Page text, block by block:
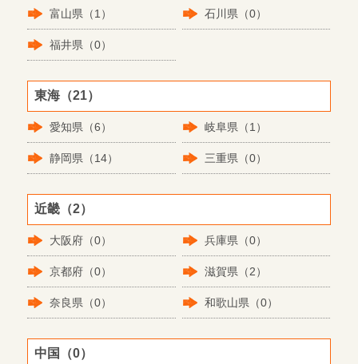
富山県（1） 石川県（0）
福井県（0）
東海（21）
愛知県（6） 岐阜県（1）
静岡県（14） 三重県（0）
近畿（2）
大阪府（0） 兵庫県（0）
京都府（0） 滋賀県（2）
奈良県（0） 和歌山県（0）
中国（0）